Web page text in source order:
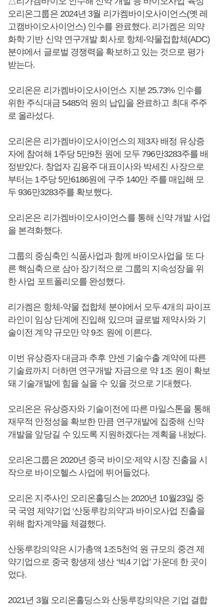
오리온그룹은 2024년 3월 리가켐바이오사이언스(옛 레
고캠바이오사이언스) 인수를 완료했다. 리가켐은 의약
화학 기반 신약 연구개발 회사로 항체-약물접합체(ADC)
분야에서 글로벌 경쟁력을 확보하고 있는 것으로 평가
받는다.
오리온은 리가켐바이오사이언스 지분 25.73% 인수를
위한 주식대금 5485억 원의 납입을 완료하고 최대 주주
로 올라섰다.
오리온은 리가켐바이오사이언스의 제3자 배정 유상증
자에 참여해 1주당 5만9천 원에 모두 796만3283주를 배
정받았다. 창업자 김용주 대표이사와 박세진 사장으로
부터는 1주당 5만6186원에 구주 140만 주를 매입해 모
두 936만3283주를 확보했다.
오리온은 리가켐바이오사이언스를 통해 신약 개발 사업
을 본격화했다.
그룹의 중심축인 식품사업과 함께 바이오사업을 또 다
른 핵심축으로 삼아 장기적으로 그룹의 지속성장을 위
한 사업 포트폴리오를 완성했다.
리가켐은 항체-약물 접합체 분야에서 모두 4개의 파이프
라인이 임상 단계에 진입해 있으며 글로벌 제약사와 기
술이전 계약 규모만 약 9조 원에 이른다.
이번 유상증자 대금과 추후 얀센 기술수출 계약에 따른
기술료까지 더하면 연구개발 자금으로 약 1조 원이 확보
돼 기술개발에 힘을 실을 수 있을 것으로 기대했다.
오리온은 유상증자와 기술이전에 따른 마일스톤을 통해
재무적 안정성을 확보한 만큼 연구개발에 집중해 신약
개발을 앞당길 수 있도록 지원하겠다는 계획을 내놨다.
오리온그룹은 2020년 중국 바이오·제약 시장 진출을 시
작으로 바이오헬스 사업에 뛰어들었다.
오리온 지주사인 오리온홀딩스는 2020년 10월23일 중
국 국영 제약기업 ‘산둥루캉의약’과 바이오사업 진출을
위해 합자계약을 체결했다.
산둥루캉의약은 시가총액 1조5천억 원 규모의 중견 제
약기업으로 중국 항생제 생산 ‘빅4 기업’ 가운데 한 곳이
었다.
2021년 3월 오리온홀딩스와 산둥루캉의약은 기업 결합